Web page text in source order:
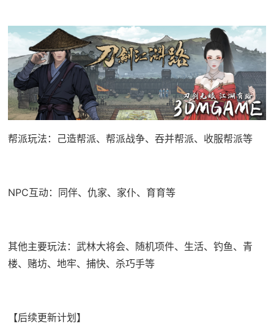
帮派玩法：己造帮派、帮派战争、吞并帮派、收服帮派等
NPC互动：同伴、仇家、家仆、育育等
其他主要玩法：武林大将会、随机项件、生活、钓鱼、青
楼、赌坊、地牢、捕快、杀巧手等
【后续更新计划】